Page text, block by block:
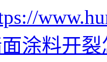
涂料开